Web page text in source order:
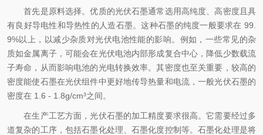
首先是原料选择。优质的光伏石墨通常选用高纯度、高密度且具
有良好导电性和导热性的人造石墨。这种石墨的纯度一般要求在 99.
9%以上，以减少杂质对光伏电池性能的影响。例如，一些常见的杂
质如金属离子，可能会在光伏电池内部形成复合中心，降低少数载流
子寿命，从而影响电池的光电转换效率。其密度也至关重要，较高的
密度能使石墨在光伏组件中更好地传导热量和电流，一般光伏石墨的
密度在 1.6 - 1.8g/cm³之间。
在生产工艺方面，光伏石墨的加工精度要求很高。它需要经过多
道复杂的工序，包括石墨化处理、石墨化度控制等。石墨化处理是将